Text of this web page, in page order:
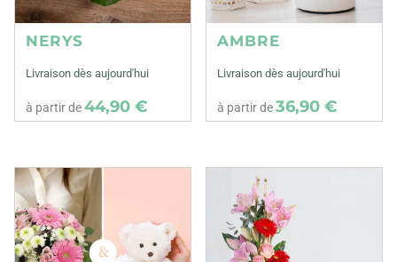
NERYS
Livraison dès aujourd'hui
à partir de44,90 €
AMBRE
Livraison dès aujourd'hui
à partir de36,90 €